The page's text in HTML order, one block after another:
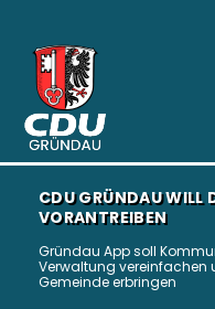
CDU GRÜNDAU WILL
VORANTREIBEN
Gründau App soll
Verwaltung vereinfachen
Gemeinde erbringen